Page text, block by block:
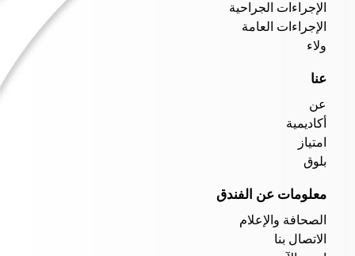
الإجراءات الجراحية
الإجراءات العامة
ولاء
عنا
عن
أكاديمية
امتياز
بلوق
معلومات عن الفندق
الصحافة والإعلام
الاتصال بنا